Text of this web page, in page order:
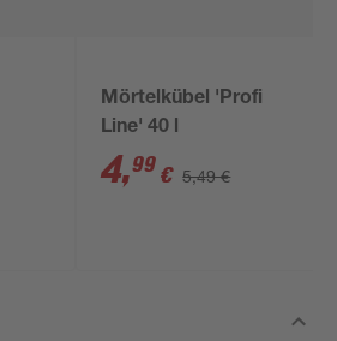
Mörtelkübel 'Profi
Line' 40 l
4,99 € 5,49 €